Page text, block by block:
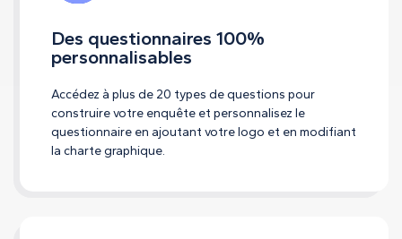
Des questionnaires 100%
personnalisables
Accédez à plus de 20 types de questions pour
construire votre enquête et personnalisez le
questionnaire en ajoutant votre logo et en modifiant
la charte graphique.